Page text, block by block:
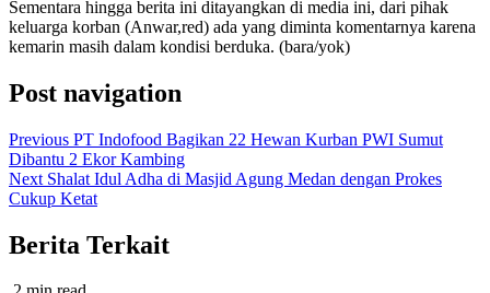
Sementara hingga berita ini ditayangkan di media ini, dari pihak
keluarga korban (Anwar,red) ada yang diminta komentarnya karena
kemarin masih dalam kondisi berduka. (bara/yok)
Post navigation
Previous PT Indofood Bagikan 22 Hewan Kurban PWI Sumut
Dibantu 2 Ekor Kambing
Next Shalat Idul Adha di Masjid Agung Medan dengan Prokes
Cukup Ketat
Berita Terkait